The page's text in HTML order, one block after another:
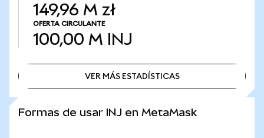
149,96 M zł
OFERTA CIRCULANTE
100,00 M INJ
VER MÁS ESTADÍSTICAS
Formas de usar INJ en MetaMask